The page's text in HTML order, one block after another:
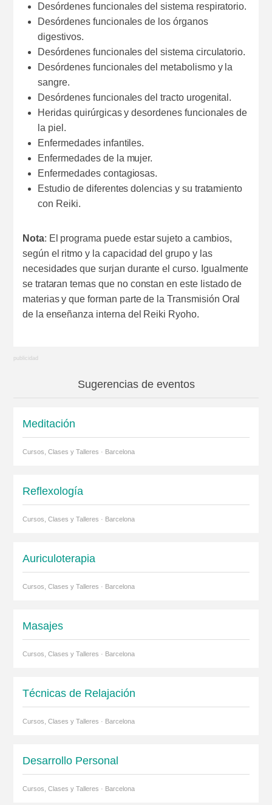
Desórdenes funcionales del sistema respiratorio.
Desórdenes funcionales de los órganos
digestivos.
Desórdenes funcionales del sistema circulatorio.
Desórdenes funcionales del metabolismo y la
sangre.
Desórdenes funcionales del tracto urogenital.
Heridas quirúrgicas y desordenes funcionales de
la piel.
Enfermedades infantiles.
Enfermedades de la mujer.
Enfermedades contagiosas.
Estudio de diferentes dolencias y su tratamiento
con Reiki.
Nota: El programa puede estar sujeto a cambios,
según el ritmo y la capacidad del grupo y las
necesidades que surjan durante el curso. Igualmente
se trataran temas que no constan en este listado de
materias y que forman parte de la Transmisión Oral
de la enseñanza interna del Reiki Ryoho.
Sugerencias de eventos
Meditación
Cursos, Clases y Talleres · Barcelona
Reflexología
Cursos, Clases y Talleres · Barcelona
Auriculoterapia
Cursos, Clases y Talleres · Barcelona
Masajes
Cursos, Clases y Talleres · Barcelona
Técnicas de Relajación
Cursos, Clases y Talleres · Barcelona
Desarrollo Personal
Cursos, Clases y Talleres · Barcelona